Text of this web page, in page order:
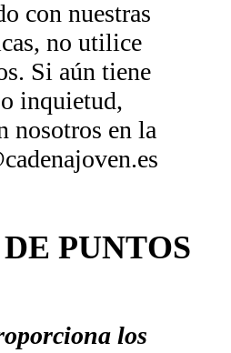
con nuestras
no utilice
Si aún tiene
inquietud,
nosotros en la
PUNTOS
los